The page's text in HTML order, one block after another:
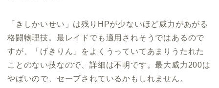
「きしかいせい」は残りHPが少ないほど威力があがる
格闘物理技。最レイドでも適用されそうではあるので
すが、「げきりん」をよくうっていてあまりうたれた
ことのない技なので、詳細は不明です。最大威力200は
やばいので、セーブされているかもしれません。